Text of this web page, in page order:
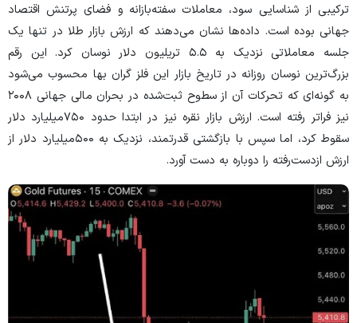
ترکیبی از شناسایی سود، معاملات سفته‌بازانه و فضای پرتنش اقتصاد
جهانی بوده است. داده‌ها نشان می‌دهند که ارزش بازار طلا در تنها یک
جلسه معاملاتی نزدیک به ۵.۵ تریلیون دلار نوسان کرد. این رقم
بزرگ‌ترین نوسان روزانه در تاریخ بازار این فلز گران بها محسوب می‌شود
به گونه‌ای که تحرکات آن از سطوح ثبت‌شده در بحران مالی جهانی ۲۰۰۸
نیز فراتر رفته است. ارزش بازار نقره نیز در ابتدا حدود ۷۵۰‌میلیارد دلار
سقوط کرد، اما سپس با بازگشتی قدرتمند، نزدیک به ۵۰۰‌میلیارد دلار از
ارزش ازدست‌رفته را دوباره به دست آورد.